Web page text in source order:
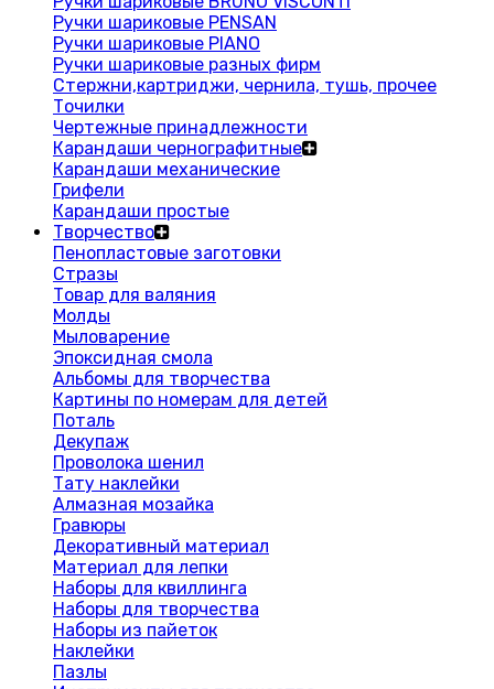
Ручки шариковые PENSAN
Ручки шариковые PIANO
Ручки шариковые разных фирм
Стержни,картриджи, чернила, тушь, прочее
Точилки
Чертежные принадлежности
Карандаши чернографитные
Карандаши механические
Грифели
Карандаши простые
Творчество
Пенопластовые заготовки
Стразы
Товар для валяния
Молды
Мыловарение
Эпоксидная смола
Альбомы для творчества
Картины по номерам для детей
Поталь
Декупаж
Проволока шенил
Тату наклейки
Алмазная мозайка
Гравюры
Декоративный материал
Материал для лепки
Наборы для квиллинга
Наборы для творчества
Наборы из пайеток
Наклейки
Пазлы